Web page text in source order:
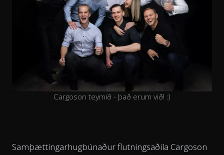
Cargoson teymið - það erum við! :)
Samþættingarhugbúnaður flutningsaðila Cargoson